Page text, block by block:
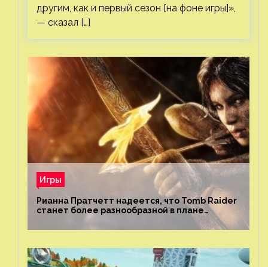
другим, как и первый сезон [на фоне игры]»,
— сказал […]
Игры
Рианна Пратчетт надеется, что Tomb Raider
станет более разнообразной в плане
репрезентации